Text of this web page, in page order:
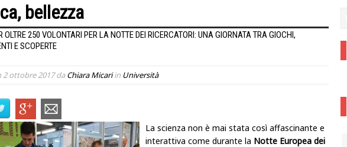
bellezza
OLTRE 250 VOLONTARI PER LA NOTTE DEI RICERCATORI: UNA GIORNATA TRA GIOCHI,
E SCOPERTE
2 ottobre 2017daChiara Micariin Università
La scienza non è mai stata così affascinante e
interattiva come durante la Notte Europea dei